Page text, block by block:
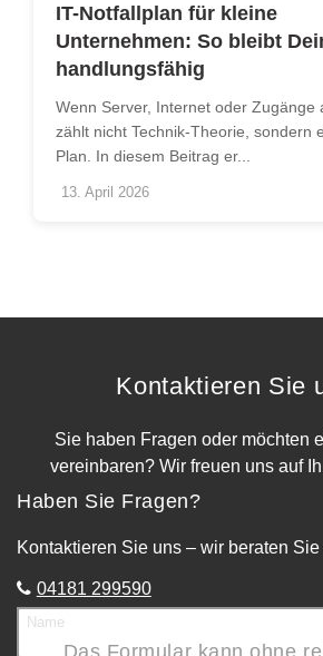
IT-Notfallplan für kleine
Unternehmen: So bleibt
handlungsfähig
Wenn Server, Internet oder Zugänge
zählt nicht Technik-Theorie, sondern
Plan. In diesem Beitrag er...
13. April 2026
Kontaktieren Sie
Sie haben Fragen oder möchten
vereinbaren? Wir freuen uns auf
Haben Sie Fragen?
Kontaktieren Sie uns – wir beraten Sie
04181 299590
Name
Das Formular kann ohne